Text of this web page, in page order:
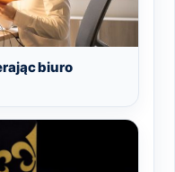
biuro